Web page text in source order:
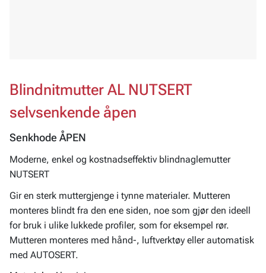
Blindnitmutter AL NUTSERT
selvsenkende åpen
Senkhode ÅPEN
Moderne, enkel og kostnadseffektiv blindnaglemutter
NUTSERT
Gir en sterk muttergjenge i tynne materialer. Mutteren
monteres blindt fra den ene siden, noe som gjør den ideell
for bruk i ulike lukkede profiler, som for eksempel rør.
Mutteren monteres med hånd-, luftverktøy eller automatisk
med AUTOSERT.